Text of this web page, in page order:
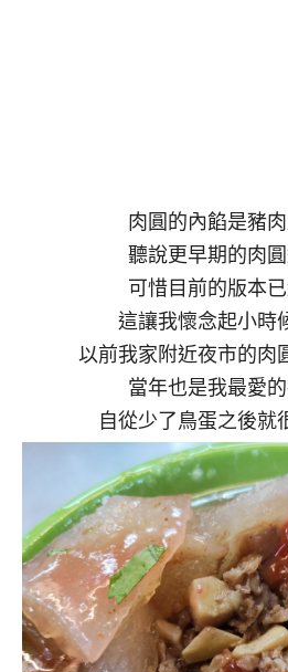
肉圓的內餡是豬
聽說更早期的肉
可惜目前的版本
這讓我懷念起小時
以前我家附近夜市的肉
當年也是我最愛
自從少了鳥蛋之後就